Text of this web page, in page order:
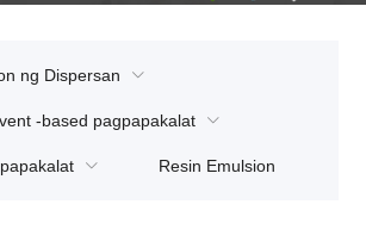
ng Dispersan
-based pagpapakalat
Resin Emulsion